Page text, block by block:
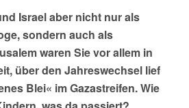
Israel aber nicht nur als
sondern auch als
waren Sie vor allem in
über den Jahreswechsel lief
Blei« im Gazastreifen. Wie